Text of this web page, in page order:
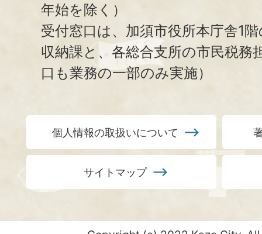
年始を除く）
受付窓口は、加須市役所本庁舎1
収納課と、 各総合支所の市民税務
口も業務の一部のみ実施）
個人情報の取扱いについて
サイトマップ